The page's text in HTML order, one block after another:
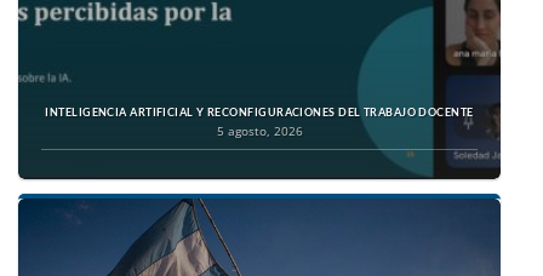
INTELIGENCIA ARTIFICIAL Y RECONFIGURACIONES DEL TRABAJO DOCENTE
5 agosto, 2026